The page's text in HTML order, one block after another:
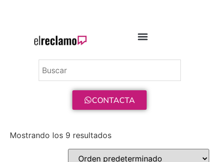
CONTACTA
Mostrando los 9 resultados